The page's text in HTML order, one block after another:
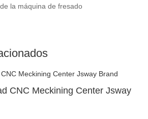
la máquina de fresado
CNC Meckining Center Jsway